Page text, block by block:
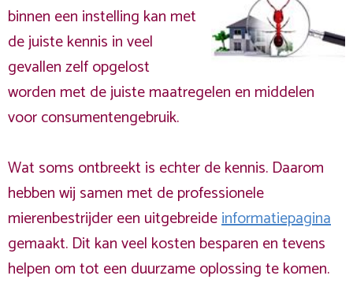
binnen een instelling kan met
de juiste kennis in veel
gevallen zelf opgelost
worden met de juiste maatregelen en middelen
voor consumentengebruik.
Wat soms ontbreekt is echter de kennis. Daarom
hebben wij samen met de professionele
mierenbestrijder een uitgebreideinformatiepagina
gemaakt. Dit kan veel kosten besparen en tevens
helpen om tot een duurzame oplossing te komen.